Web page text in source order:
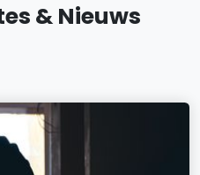
& Nieuws